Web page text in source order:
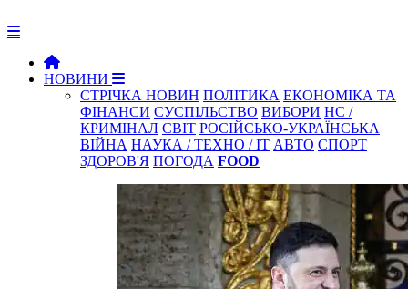
НОВИНИ
СТРІЧКА НОВИН ПОЛІТИКА ЕКОНОМІКА ТА
ФІНАНСИ СУСПІЛЬСТВО ВИБОРИ НС /
КРИМІНАЛ СВІТ РОСІЙСЬКО-УКРАЇНСЬКА
ВІЙНА НАУКА / ТЕХНО / IT АВТО СПОРТ
ЗДОРОВ'Я ПОГОДА FOOD